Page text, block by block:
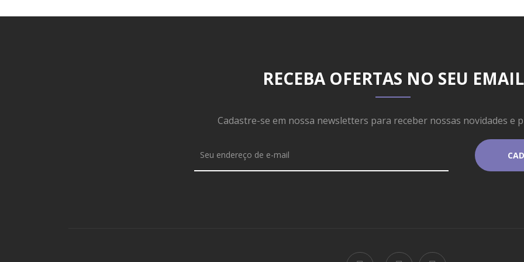
RECEBA OFERTAS NO SEU EMAIL
Cadastre-se em nossa newsletters para receber nossas novidades e